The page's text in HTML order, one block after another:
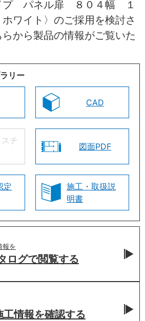
プ パネル扉 ８０４幅 １
ワイト〉のご採用を検討さ
から製品の情報がご覧いた
リー
CAD
チ
図面PDF
定
施工・取扱説
明書
報を
ログで閲覧する
工情報を確認する